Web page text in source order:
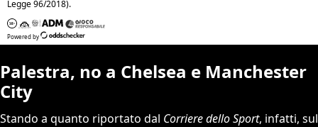
Palestra, no a Chelsea e Manchester
City
Stando a quanto riportato dal Corriere dello Sport, infatti, sul